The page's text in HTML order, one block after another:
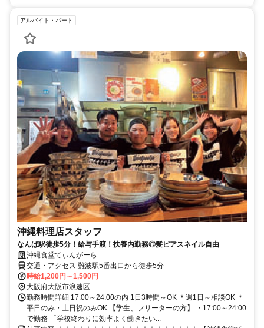
アルバイト・パート
沖縄料理店スタッフ
なんば駅徒歩5分！給与手渡！扶養内勤務◎髪ピアスネイル自由
沖縄食堂てぃんがーら
交通・アクセス 難波駅5番出口から徒歩5分
時給1,200円～1,500円
大阪府大阪市浪速区
勤務時間詳細 17:00～24:00の内 1日3時間～OK ＊週1日～相談OK ＊
平日のみ・土日祝のみOK 【学生、フリーターの方】 ・17:00～24:00
で勤務 「学校終わりに効率よく働きたい...